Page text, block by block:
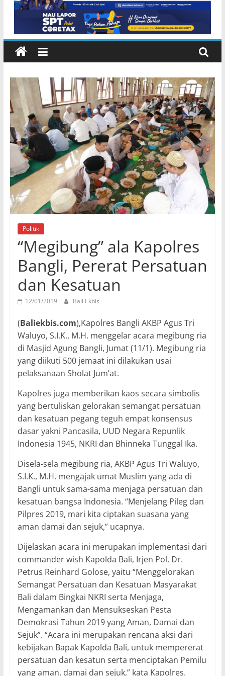
Politik
“Megibung” ala Kapolres
Bangli, Pererat Persatuan
dan Kesatuan
12/01/2019 Bali Ekbis
(Baliekbis.com),Kapolres Bangli AKBP Agus Tri
Waluyo, S.I.K., M.H. menggelar acara megibung ria
di Masjid Agung Bangli, Jumat (11/1). Megibung ria
yang diikuti 500 jemaat ini dilakukan usai
pelaksanaan Sholat Jum’at.
Kapolres juga memberikan kaos secara simbolis
yang bertuliskan gelorakan semangat persatuan
dan kesatuan pegang teguh empat konsensus
dasar yakni Pancasila, UUD Negara Repunlik
Indonesia 1945, NKRI dan Bhinneka Tunggal Ika.
Disela-sela megibung ria, AKBP Agus Tri Waluyo,
S.I.K., M.H. mengajak umat Muslim yang ada di
Bangli untuk sama-sama menjaga persatuan dan
kesatuan bangsa Indonesia. “Menjelang Pileg dan
Pilpres 2019, mari kita ciptakan suasana yang
aman damai dan sejuk,” ucapnya.
Dijelaskan acara ini merupakan implementasi dari
commander wish Kapolda Bali, Irjen Pol. Dr.
Petrus Reinhard Golose, yaitu “Menggelorakan
Semangat Persatuan dan Kesatuan Masyarakat
Bali dalam Bingkai NKRI serta Menjaga,
Mengamankan dan Mensukseskan Pesta
Demokrasi Tahun 2019 yang Aman, Damai dan
Sejuk”. “Acara ini merupakan rencana aksi dari
kebijakan Bapak Kapolda Bali, untuk mempererat
persatuan dan kesatun serta menciptakan Pemilu
yang aman, damai dan sejuk,” kata Kapolres.